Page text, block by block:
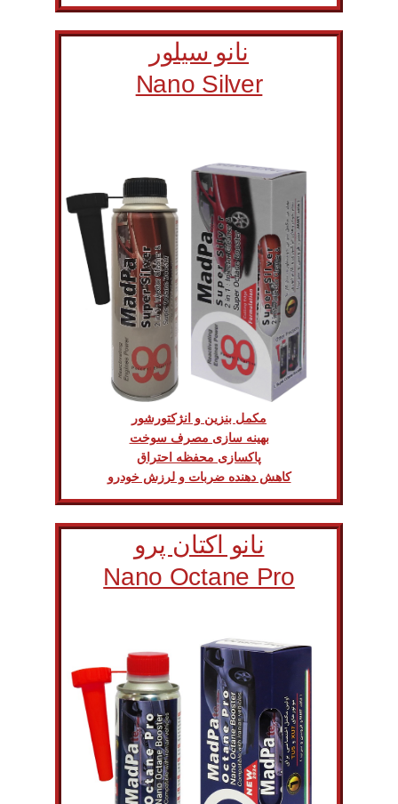
نانو سیلور
Nano Silver
مکمل بنزین و انژکتورشور
بهینه سازی مصرف سوخت
پاکسازی محفظه احتراق
کاهش دهنده ضربات و لرزش خودرو
نانو اکتان پرو
Nano Octane Pro